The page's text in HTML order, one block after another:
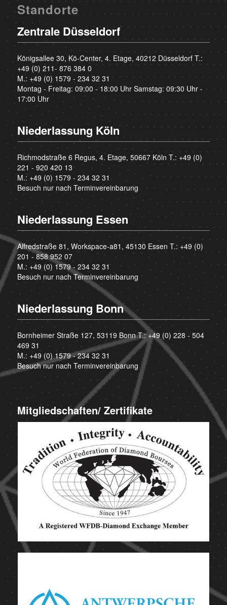
Standorte
Zentrale Düsseldorf
Königsallee 30, Kö-Center, 4. Etage, 40212 Düsseldorf T.:
+49 (0) 211- 876 384 0
M.: +49 (0) 1579 - 234 32 31
Montag - Freitag: 09:00 - 18:00 Uhr Samstag: 09:30 Uhr -
17:00 Uhr
Niederlassung Köln
Richmodstraße 6 Regus, 4. Etage, 50667 Köln T.: +49 (0)
221 - 920 420 13
M.: +49 (0) 1579 - 234 32 31
Besuch nur nach Terminvereinbarung
Niederlassung Essen
Alfredstraße 81, Workspace-a81, 45130 Essen T.: +49 (0)
201 - 858 952 07
M.: +49 (0) 1579 - 234 32 31
Besuch nur nach Terminvereinbarung
Niederlassung Bonn
Bornheimer Straße 127, 53119 Bonn T.:+49 (0) 228 - 504
469 31
M.: +49 (0) 1579 - 234 32 31
Besuch nur nach Terminvereinbarung
Mitgliedschaften/ Zertifikate